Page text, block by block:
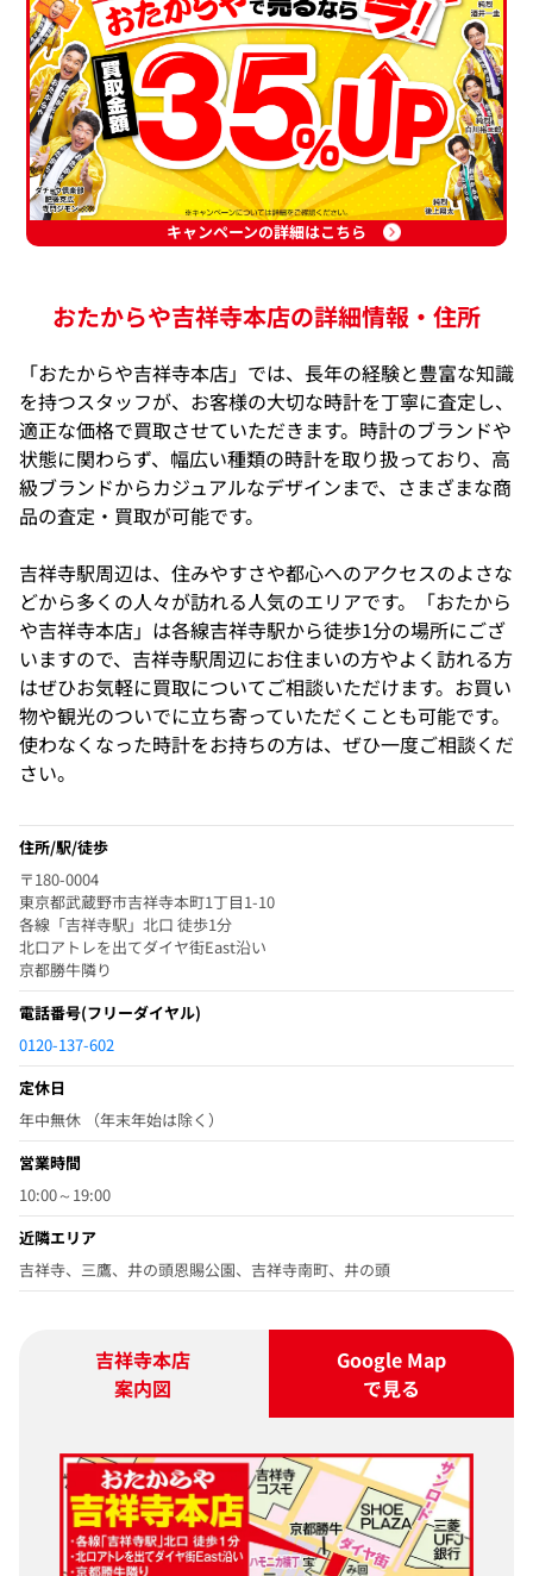
キャンペーンの詳細はこちら
おたからや吉祥寺本店の詳細情報・住所
「おたからや吉祥寺本店」では、長年の経験と豊富な知識
を持つスタッフが、お客様の大切な時計を丁寧に査定し、
適正な価格で買取させていただきます。時計のブランドや
状態に関わらず、幅広い種類の時計を取り扱っており、高
級ブランドからカジュアルなデザインまで、さまざまな商
品の査定・買取が可能です。
吉祥寺駅周辺は、住みやすさや都心へのアクセスのよさな
どから多くの人々が訪れる人気のエリアです。「おたから
や吉祥寺本店」は各線吉祥寺駅から徒歩1分の場所にござ
いますので、吉祥寺駅周辺にお住まいの方やよく訪れる方
はぜひお気軽に買取についてご相談いただけます。お買い
物や観光のついでに立ち寄っていただくことも可能です。
使わなくなった時計をお持ちの方は、ぜひ一度ご相談くだ
さい。
住所/駅/徒歩
〒180-0004
東京都武蔵野市吉祥寺本町1丁目1-10
各線「吉祥寺駅」北口 徒歩1分
北口アトレを出てダイヤ街East沿い
京都勝牛隣り
電話番号(フリーダイヤル)
0120-137-602
定休日
年中無休 （年末年始は除く）
営業時間
10:00～19:00
近隣エリア
吉祥寺、三鷹、井の頭恩賜公園、吉祥寺南町、井の頭
吉祥寺本店
案内図
Google Map
で見る